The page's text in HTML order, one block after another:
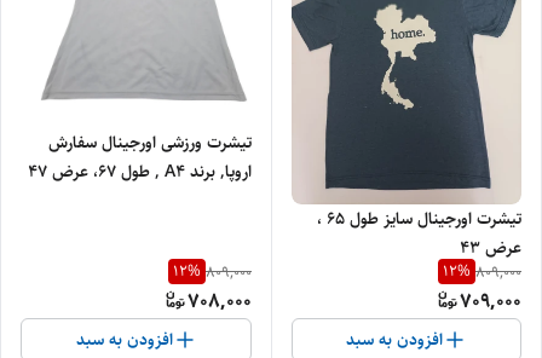
تیشرت اورجینال سایز طول 65 ،
عرض 43
809,000
12%
709,000
افزودن به سبد
تیشرت ورزشی اورجینال سفارش
اروپا, برند A4 , طول 67، عرض 47
809,000
12%
708,000
افزودن به سبد